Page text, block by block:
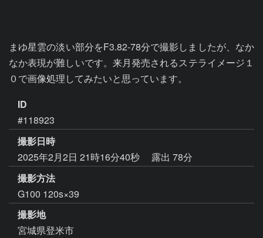
まゆ星雲の淡い部分をF3.82-78分で撮影しましたが、なか
なか表現が難しいです。来月発売されるステライメージ１
０で画像処理してみたいと思っています。
ID
#118923
撮影日時
2025年2月2日 21時16分40秒
露出 78分
撮影方法
G100 120s×39
撮影地
宮城県登米市